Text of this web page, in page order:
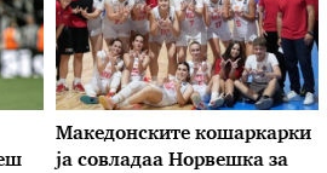
Македонските кошаркарки
ја совладаа Норвешка за